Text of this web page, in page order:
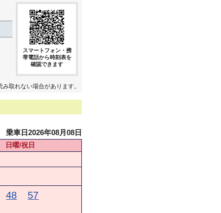
スマートフォン・携
帯電話から時刻表を
確認できます
取れない場合があります。
乗車日2026年08月08日
日曜/祝日
48 57